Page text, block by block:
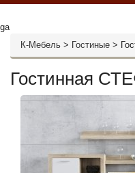
ga
К-Мебель > Гостиные >
Гостинная